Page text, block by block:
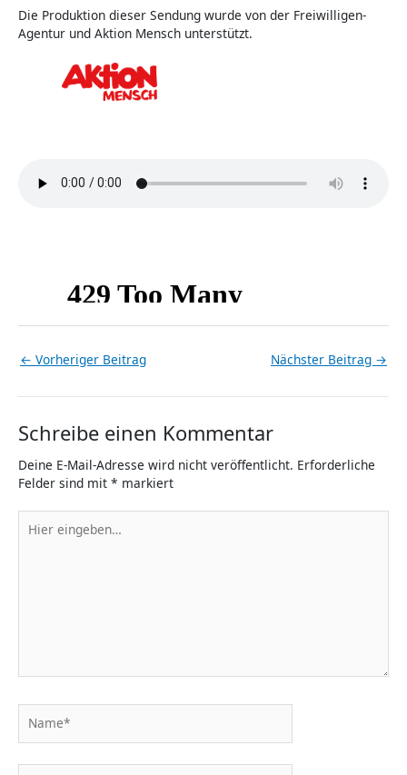
Die Produktion dieser Sendung wurde von der Freiwilligen-
Agentur und Aktion Mensch unterstützt.
← Vorheriger Beitrag Nächster Beitrag →
Schreibe einen Kommentar
Deine E-Mail-Adresse wird nicht veröffentlicht. Erforderliche
Felder sind mit * markiert
eingeben…